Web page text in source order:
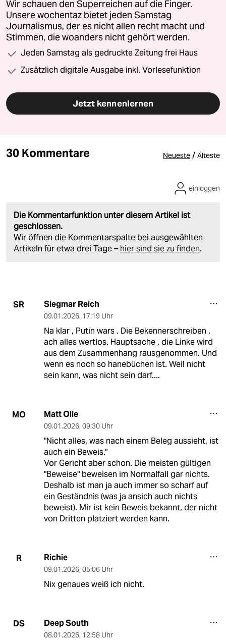
Wir schauen den Superreichen auf die Finger.
Unsere wochentaz bietet jeden Samstag
Journalismus, der es nicht allen recht macht und
Stimmen, die woanders nicht gehört werden.
Jeden Samstag als gedruckte Zeitung frei Haus
Zusätzlich digitale Ausgabe inkl. Vorlesefunktion
Jetzt kennenlernen
30 Kommentare Neueste / Älteste
Die Kommentarfunktion unter diesem Artikel ist
geschlossen.
Wir öffnen die Kommentarspalte bei ausgewählten
Artikeln für etwa drei Tage – hier sind sie zu finden.
einloggen
SR Siegmar Reich
09.01.2026, 17:19 Uhr
Na klar , Putin wars . Die Bekennerschreiben ,
ach alles wertlos. Hauptsache , die Linke wird
aus dem Zusammenhang rausgenommen. Und
wenn es noch so hanebüchen ist. Weil nicht
sein kann, was nicht sein darf....
MO Matt Olie
09.01.2026, 09:30 Uhr
"Nicht alles, was nach einem Beleg aussieht, ist
auch ein Beweis."
Vor Gericht aber schon. Die meisten gültigen
"Beweise" beweisen im Normalfall gar nichts.
Deshalb ist man ja auch immer so scharf auf
ein Geständnis (was ja ansich auch nichts
beweist). Mir ist kein Beweis bekannt, der nicht
von Dritten platziert werden kann.
R Richie
09.01.2026, 05:06 Uhr
Nix genaues weiß ich nicht.
DS Deep South
08.01.2026, 12:58 Uhr